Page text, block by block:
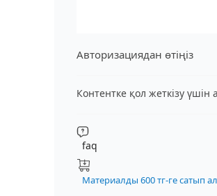
Авторизациядан өтіңіз
Контентке қол жеткізу
faq
Материалды 600 тг-ге сатып